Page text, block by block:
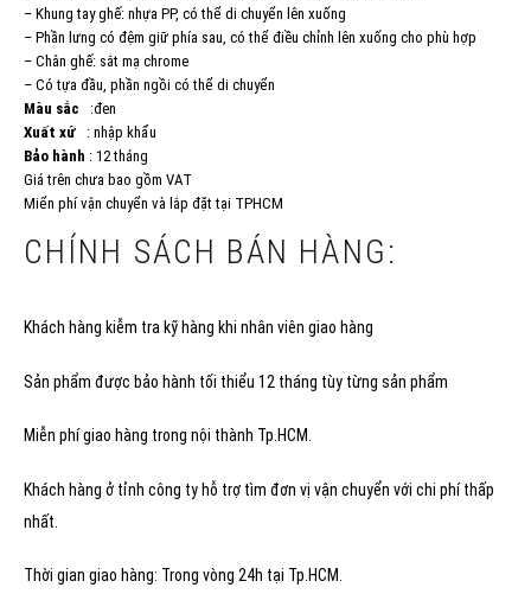
– Khung tay ghế: nhựa PP, có thể di chuyển lên xuống
– Phần lưng có đệm giữ phía sau, có thể điều chỉnh lên xuống cho phù hợp
– Chân ghế: sắt mạ chrome
– Có tựa đầu, phần ngồi có thể di chuyển
Màu sắc :đen
Xuất xứ : nhập khẩu
Bảo hành : 12 tháng
Giá trên chưa bao gồm VAT
Miển phí vận chuyển và lắp đặt tại TPHCM
CHÍNH SÁCH BÁN HÀNG:
Khách hàng kiễm tra kỹ hàng khi nhân viên giao hàng
Sản phẩm được bảo hành tối thiểu 12 tháng tùy từng sản phẩm
Miễn phí giao hàng trong nội thành Tp.HCM.
Khách hàng ở tỉnh công ty hỗ trợ tìm đơn vị vận chuyển với chi phí thấp
nhất.
Thời gian giao hàng: Trong vòng 24h tại Tp.HCM.